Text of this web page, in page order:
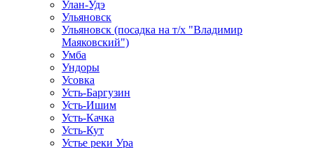
Улан-Удэ
Ульяновск
Ульяновск (посадка на т/х "Владимир
Маяковский")
Умба
Ундоры
Усовка
Усть-Баргузин
Усть-Ишим
Усть-Качка
Усть-Кут
Устье реки Ура